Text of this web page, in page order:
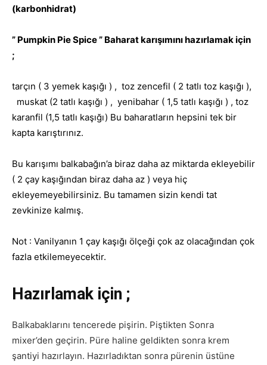
(karbonhidrat)
” Pumpkin Pie Spice ” Baharat karışımını hazırlamak için
;
tarçın ( 3 yemek kaşığı ) , toz zencefil ( 2 tatlı toz kaşığı ),
muskat (2 tatlı kaşığı ) , yenibahar ( 1,5 tatlı kaşığı ) , toz
karanfil (1,5 tatlı kaşığı) Bu baharatların hepsini tek bir
kapta karıştırınız.
Bu karışımı balkabağın’a biraz daha az miktarda ekleyebilir
( 2 çay kaşığından biraz daha az ) veya hiç
ekleyemeyebilirsiniz. Bu tamamen sizin kendi tat
zevkinize kalmış.
Not : Vanilyanın 1 çay kaşığı ölçeği çok az olacağından çok
fazla etkilemeyecektir.
Hazırlamak için ;
Balkabaklarını tencerede pişirin. Piştikten Sonra
mixer’den geçirin. Püre haline geldikten sonra krem
şantiyi hazırlayın. Hazırladıktan sonra pürenin üstüne